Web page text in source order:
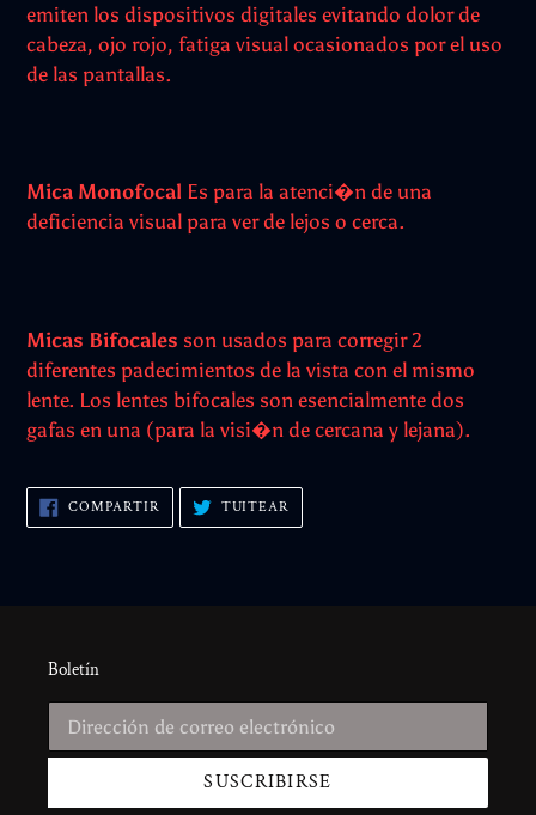
emiten los dispositivos digitales evitando dolor de
cabeza, ojo rojo, fatiga visual ocasionados por el uso
de las pantallas.
Mica Monofocal Es para la atenci�n de una
deficiencia visual para ver de lejos o cerca.
Micas Bifocales son usados para corregir 2
diferentes padecimientos de la vista con el mismo
lente. Los lentes bifocales son esencialmente dos
gafas en una (para la visi�n de cercana y lejana).
COMPARTIR COMPARTIR
FACEBOOK
TUITEAR
TWITTER
Boletín
SUSCRIBIRSE